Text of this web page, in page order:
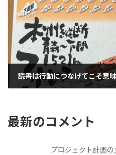
読書は行動につなげてこそ意
最新のコメント
プロジェクト計画